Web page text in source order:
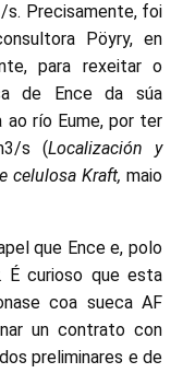
s. Precisamente, foi
Pöyry, en
para rexeitar o
de Ence da súa
ao río Eume, por ter
s (Localización y
celulosa Kraft, maio
que Ence e, polo
É curioso que esta
coa sueca AF
un contrato con
preliminares e de